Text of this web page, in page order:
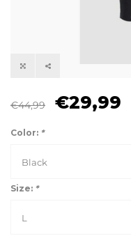
€44,99 €29,99
Color: *
Black
Size: *
L